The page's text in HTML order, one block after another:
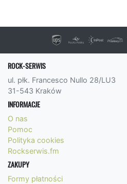
ROCK-SERWIS
ul. płk. Francesco Nullo 28/LU3
31-543 Kraków
INFORMACJE
O nas
Pomoc
Polityka cookies
Rockserwis.fm
ZAKUPY
Formy płatności